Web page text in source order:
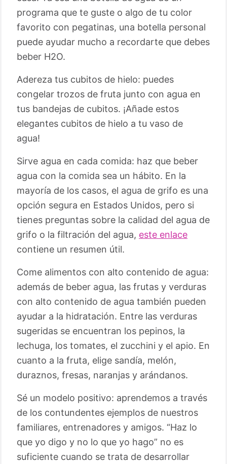
programa que te guste o algo de tu color
favorito con pegatinas, una botella personal
puede ayudar mucho a recordarte que debes
beber H2O.
Adereza tus cubitos de hielo: puedes
congelar trozos de fruta junto con agua en
tus bandejas de cubitos. ¡Añade estos
elegantes cubitos de hielo a tu vaso de
agua!
Sirve agua en cada comida: haz que beber
agua con la comida sea un hábito. En la
mayoría de los casos, el agua de grifo es una
opción segura en Estados Unidos, pero si
tienes preguntas sobre la calidad del agua de
grifo o la filtración del agua, este enlace
contiene un resumen útil.
Come alimentos con alto contenido de agua:
además de beber agua, las frutas y verduras
con alto contenido de agua también pueden
ayudar a la hidratación. Entre las verduras
sugeridas se encuentran los pepinos, la
lechuga, los tomates, el zucchini y el apio. En
cuanto a la fruta, elige sandía, melón,
duraznos, fresas, naranjas y arándanos.
Sé un modelo positivo: aprendemos a través
de los contundentes ejemplos de nuestros
familiares, entrenadores y amigos. “Haz lo
que yo digo y no lo que yo hago” no es
suficiente cuando se trata de desarrollar